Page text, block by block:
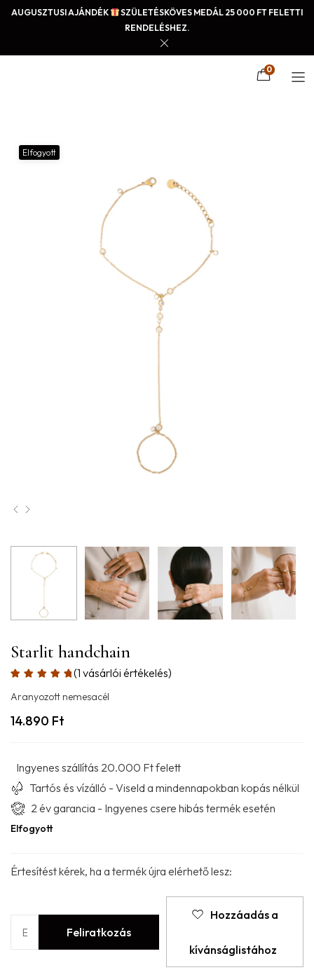
AUGUSZTUSI AJÁNDÉK
SZÜLETÉSKÖVES MEDÁL 25 000 FT FELETTI
RENDELÉSHEZ.
0
Elfogyott
Starlit handchain
(1 vásárlói értékelés)
Aranyozott nemesacél
14.890 Ft
Ingyenes szállítás 20.000 Ft felett
Tartós és vízálló - Viseld a mindennapokban kopás nélkül
2 év garancia - Ingyenes csere hibás termék esetén
Elfogyott
Értesítést kérek, ha a termék újra elérhető lesz:
Hozzáadás a
kívánságlistához